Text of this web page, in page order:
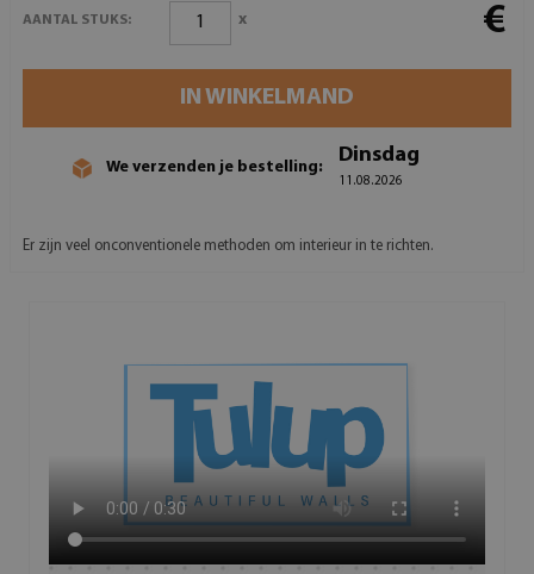
AANTAL STUKS: x €
IN WINKELMAND
We verzenden je bestelling:
Dinsdag
11.08.2026
Er zijn veel onconventionele methoden om interieur in te richten.